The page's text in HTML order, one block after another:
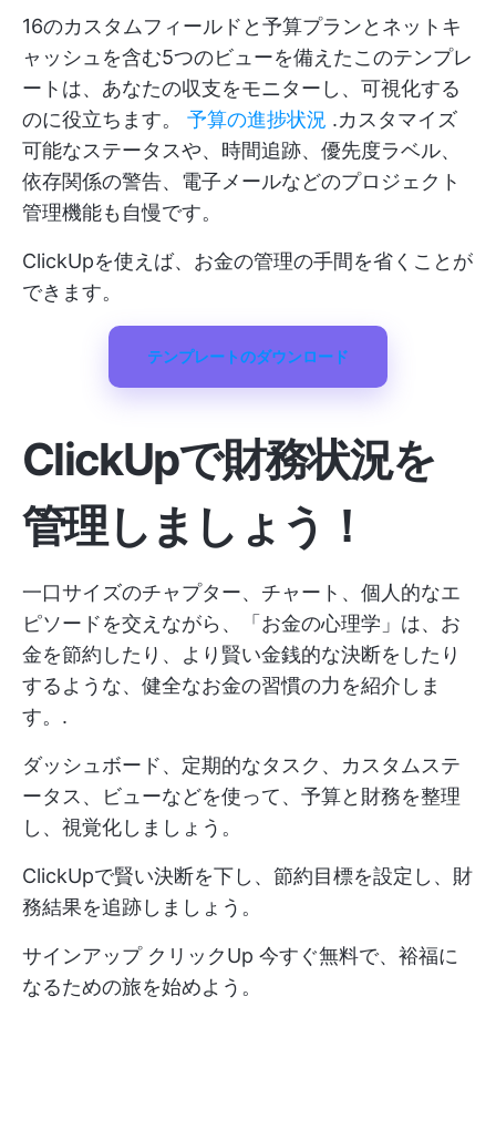
16のカスタムフィールドと予算プランとネットキ
ャッシュを含む5つのビューを備えたこのテンプレ
ートは、あなたの収支をモニターし、可視化する
のに役立ちます。 予算の進捗状況 .カスタマイズ
可能なステータスや、時間追跡、優先度ラベル、
依存関係の警告、電子メールなどのプロジェクト
管理機能も自慢です。
ClickUpを使えば、お金の管理の手間を省くことが
できます。
テンプレートのダウンロード
ClickUpで財務状況を
管理しましょう！
一口サイズのチャプター、チャート、個人的なエ
ピソードを交えながら、「お金の心理学」は、お
金を節約したり、より賢い金銭的な決断をしたり
するような、健全なお金の習慣の力を紹介しま
す。.
ダッシュボード、定期的なタスク、カスタムステ
ータス、ビューなどを使って、予算と財務を整理
し、視覚化しましょう。
ClickUpで賢い決断を下し、節約目標を設定し、財
務結果を追跡しましょう。
サインアップ クリックUp 今すぐ無料で、裕福に
なるための旅を始めよう。